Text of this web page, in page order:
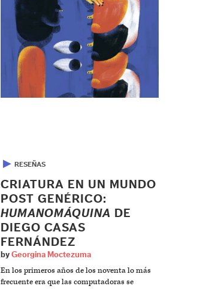
▶ RESEÑAS
CRIATURA EN UN MUNDO
POST GENÉRICO:
HUMANOMÁQUINA DE
DIEGO CASAS
FERNÁNDEZ
by Georgina Moctezuma
En los primeros años de los noventa lo más
frecuente era que las computadoras se